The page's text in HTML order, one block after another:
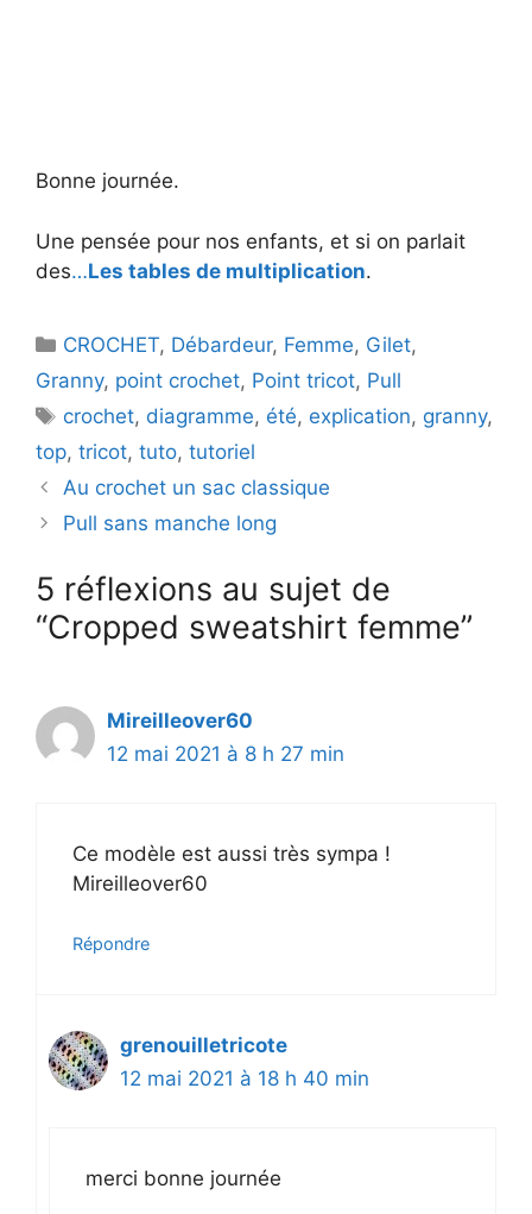
Bonne journée.
Une pensée pour nos enfants, et si on parlait
des…Les tables de multiplication.
Catégories
CROCHET, Débardeur, Femme, Gilet,
Granny, point crochet, Point tricot, Pull
Étiquettes
crochet, diagramme, été, explication, granny,
top, tricot, tuto, tutoriel
Au crochet un sac classique
Pull sans manche long
5 réflexions au sujet de
“Cropped sweatshirt femme”
Mireilleover60
12 mai 2021 à 8 h 27 min
Ce modèle est aussi très sympa !
Mireilleover60
Répondre
grenouilletricote
12 mai 2021 à 18 h 40 min
merci bonne journée